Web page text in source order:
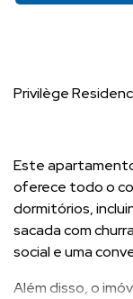
Privilège
Este
oferece todo o
dormitórios,
sacada com
social e uma
Além disso, o